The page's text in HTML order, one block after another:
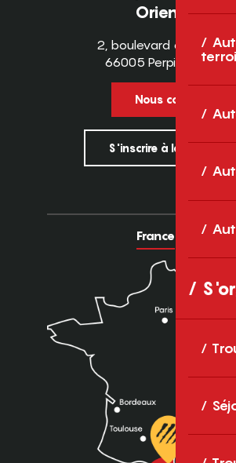
Orientales
2, boulevard des
66005 Perpignan
Nous contacter
S'inscrire à la newsletter
France Europe